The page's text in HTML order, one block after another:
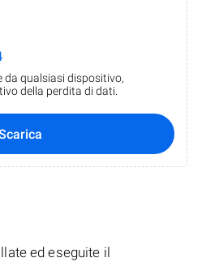
da qualsiasi dispositivo,
della perdita di dati.
ed eseguite il